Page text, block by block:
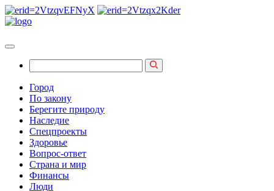
Город
По закону
Берегите природу
Наследие
Спецпроекты
Здоровье
Вопрос-ответ
Страна и мир
Финансы
Люди